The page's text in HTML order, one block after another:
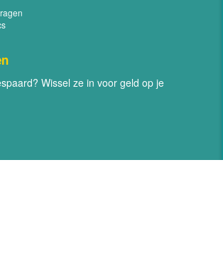
Wissel ze in voor geld op je